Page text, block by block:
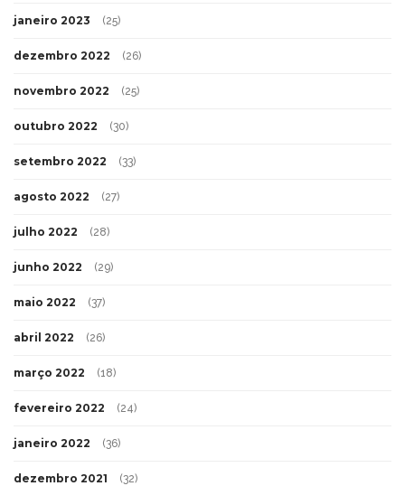
janeiro 2023 (25)
dezembro 2022 (26)
novembro 2022 (25)
outubro 2022 (30)
setembro 2022 (33)
agosto 2022 (27)
julho 2022 (28)
junho 2022 (29)
maio 2022 (37)
abril 2022 (26)
março 2022 (18)
fevereiro 2022 (24)
janeiro 2022 (36)
dezembro 2021 (32)